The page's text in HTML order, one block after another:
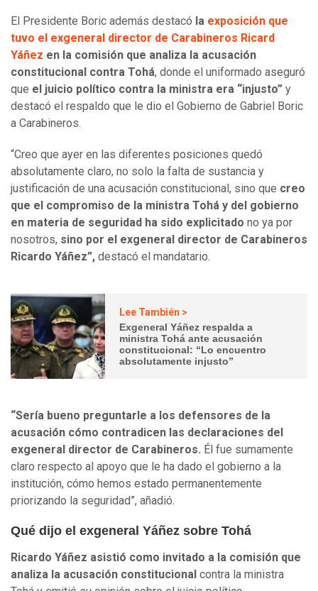
El Presidente Boric además destacó la exposición que
tuvo el exgeneral director de Carabineros Ricard
Yáñez en la comisión que analiza la acusación
constitucional contra Tohá, donde el uniformado aseguró
que el juicio político contra la ministra era “injusto” y
destacó el respaldo que le dio el Gobierno de Gabriel Boric
a Carabineros.
“Creo que ayer en las diferentes posiciones quedó
absolutamente claro, no solo la falta de sustancia y
justificación de una acusación constitucional, sino que creo
que el compromiso de la ministra Tohá y del gobierno
en materia de seguridad ha sido explicitado no ya por
nosotros, sino por el exgeneral director de Carabineros
Ricardo Yáñez”, destacó el mandatario.
Lee También >
Exgeneral Yáñez respalda a
ministra Tohá ante acusación
constitucional: “Lo encuentro
absolutamente injusto”
“Sería bueno preguntarle a los defensores de la
acusación cómo contradicen las declaraciones del
exgeneral director de Carabineros. Él fue sumamente
claro respecto al apoyo que le ha dado el gobierno a la
institución, cómo hemos estado permanentemente
priorizando la seguridad”, añadió.
Qué dijo el exgeneral Yáñez sobre Tohá
Ricardo Yáñez asistió como invitado a la comisión que
analiza la acusación constitucional contra la ministra